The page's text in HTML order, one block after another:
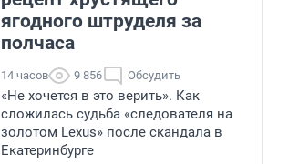
ягодного штруделя за
полчаса
14 часов 9 856 Обсудить
«Не хочется в это верить». Как
сложилась судьба «следователя на
золотом Lexus» после скандала в
Екатеринбурге